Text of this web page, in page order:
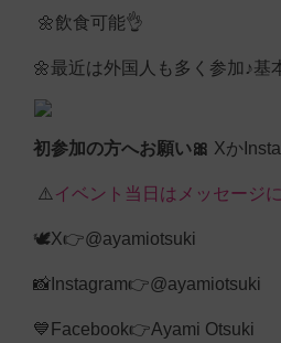
🌼飲食可能👌
🌼最近は外国人も多く参加♪基
初参加の方へお願い🎀 Xか
⚠️イベント当日はメッセージ
🕊X👉@ayamiotsuki
📸Instagram👉@ayamiotsuki
💙Facebook👉Ayami Otsuki